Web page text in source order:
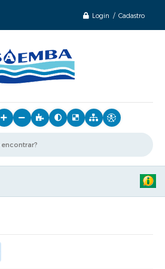
Login / Cadastro